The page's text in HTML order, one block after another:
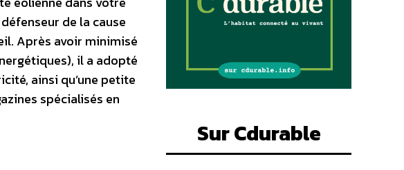
de la cause
Après avoir minimisé
il a adopté
ainsi qu’une petite
spécialisés en
Sur Cdurable